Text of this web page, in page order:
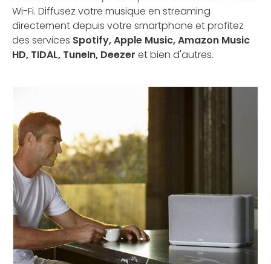
Wi-Fi. Diffusez votre musique en streaming
directement depuis votre smartphone et profitez
des services Spotify, Apple Music, Amazon Music
HD, TIDAL, TuneIn, Deezer et bien d'autres.